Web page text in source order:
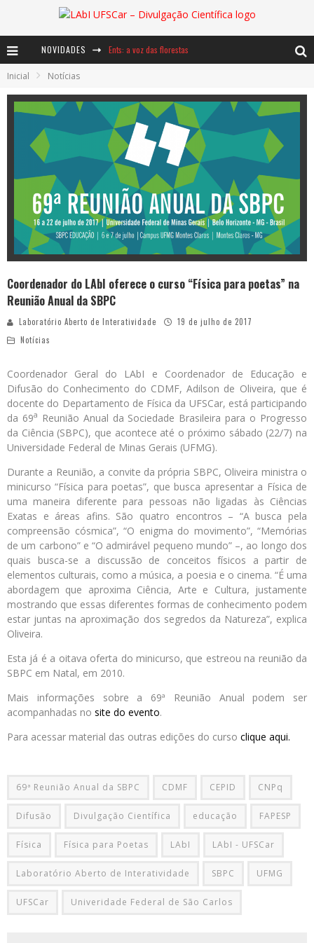
NOVIDADES Ents: a voz das florestas
Baú de Histórias - A jamais imaginada aventura com os moinhos de vento
Inicial Notícias
Coordenador do LAbI oferece o curso “Física para poetas” na
Reunião Anual da SBPC
Laboratório Aberto de Interatividade
19 de julho de 2017
Notícias
Coordenador Geral do LAbI e Coordenador de Educação e
Difusão do Conhecimento do CDMF, Adilson de Oliveira, que é
docente do Departamento de Física da UFSCar, está participando
da 69a
Reunião Anual da Sociedade Brasileira para o Progresso
da Ciência (SBPC), que acontece até o próximo sábado (22/7) na
Universidade Federal de Minas Gerais (UFMG).
Durante a Reunião, a convite da própria SBPC, Oliveira ministra o
minicurso “Física para poetas”, que busca apresentar a Física de
uma maneira diferente para pessoas não ligadas às Ciências
Exatas e áreas afins. São quatro encontros – “A busca pela
compreensão cósmica”, “O enigma do movimento”, “Memórias
de um carbono” e “O admirável pequeno mundo” –, ao longo dos
quais busca-se a discussão de conceitos físicos a partir de
elementos culturais, como a música, a poesia e o cinema. “É uma
abordagem que aproxima Ciência, Arte e Cultura, justamente
mostrando que essas diferentes formas de conhecimento podem
estar juntas na aproximação dos segredos da Natureza”, explica
Oliveira.
Esta já é a oitava oferta do minicurso, que estreou na reunião da
SBPC em Natal, em 2010.
Mais informações sobre a 69ª Reunião Anual podem ser
acompanhadas no site do evento.
Para acessar material das outras edições do curso clique aqui.
69ª Reunião Anual da SBPC CDMF CEPID CNPq
Difusão Divulgação Científica educação FAPESP
Física Física para Poetas LAbI LAbI - UFSCar
Laboratório Aberto de Interatividade SBPC UFMG
UFSCar Univeridade Federal de São Carlos